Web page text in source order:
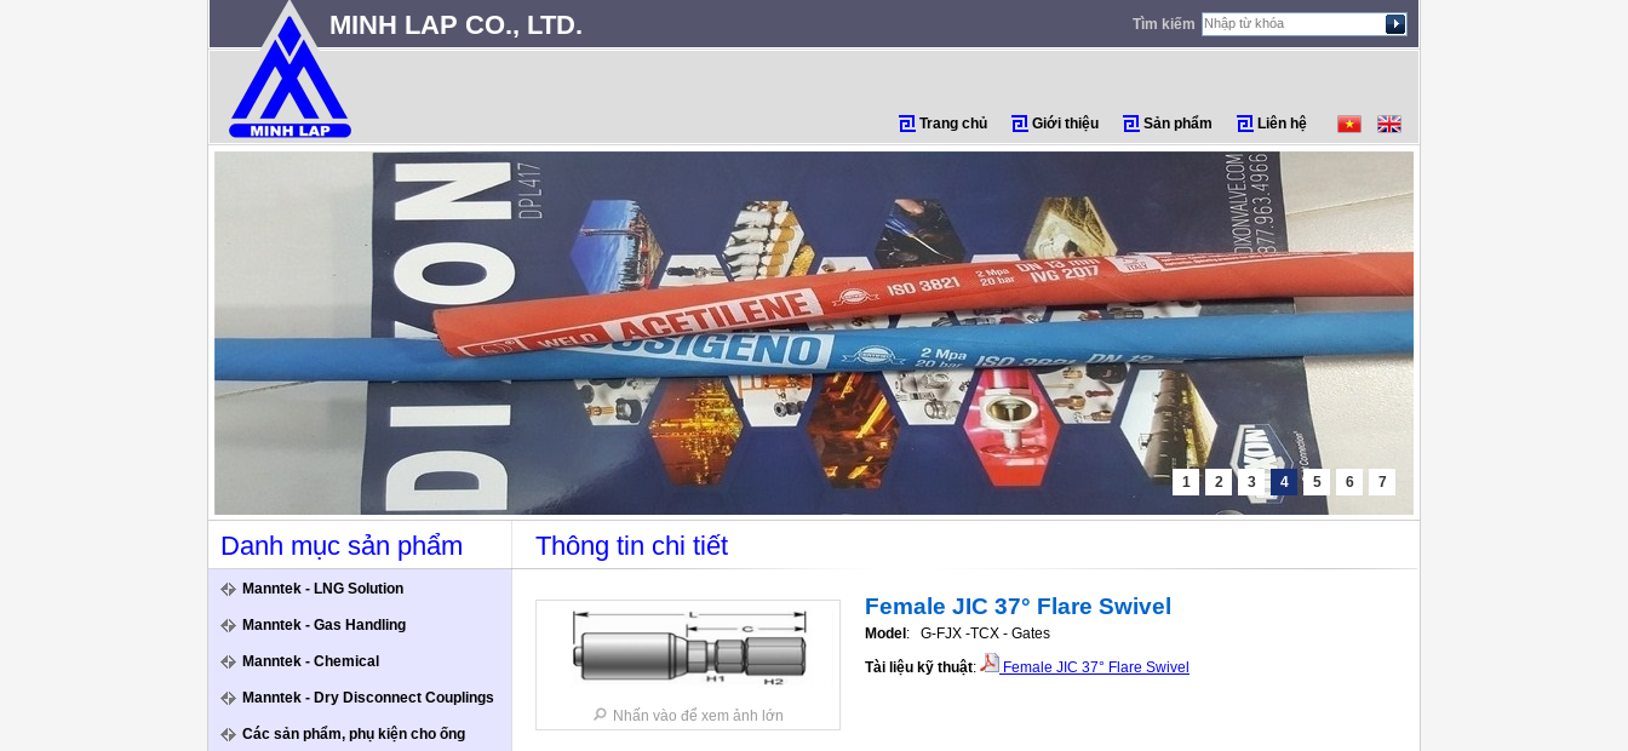
MINH LAP CO., LTD. Tìm kiếm
Trang chủ Giới thiệu Sản phẩm Liên hệ
1 2 3 4 5 6 7
Danh mục sản phẩm
Manntek - LNG Solution
Manntek - Gas Handling
Manntek - Chemical
Manntek - Dry Disconnect Couplings
Các sản phẩm, phụ kiện cho ống
Thông tin chi tiết
Nhấn vào để xem ảnh lớn
Female JIC 37° Flare Swivel
Model : G-FJX -TCX - Gates
Tài liệu kỹ thuật: Female JIC 37° Flare Swivel